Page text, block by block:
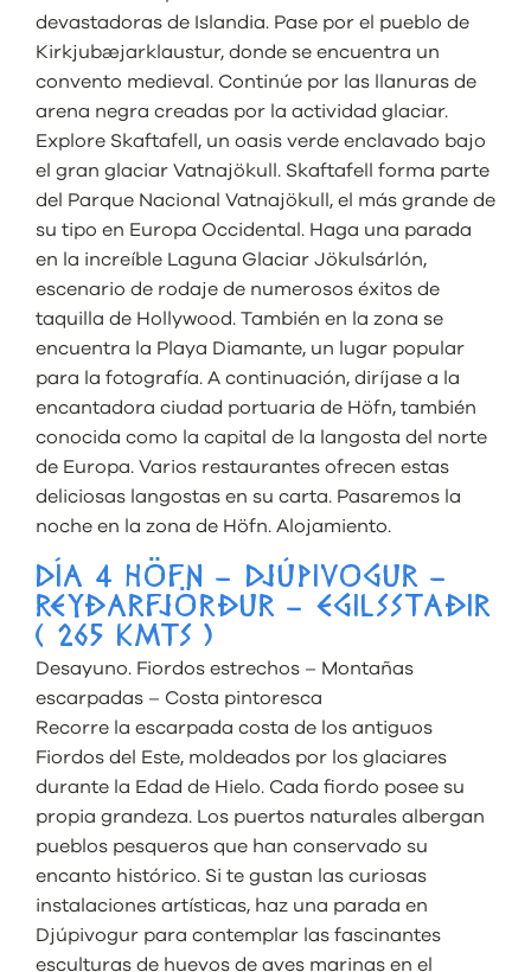
devastadoras de Islandia. Pase por el pueblo de
Kirkjubæjarklaustur, donde se encuentra un
convento medieval. Continúe por las llanuras de
arena negra creadas por la actividad glaciar.
Explore Skaftafell, un oasis verde enclavado bajo
el gran glaciar Vatnajökull. Skaftafell forma parte
del Parque Nacional Vatnajökull, el más grande de
su tipo en Europa Occidental. Haga una parada
en la increíble Laguna Glaciar Jökulsárlón,
escenario de rodaje de numerosos éxitos de
taquilla de Hollywood. También en la zona se
encuentra la Playa Diamante, un lugar popular
para la fotografía. A continuación, diríjase a la
encantadora ciudad portuaria de Höfn, también
conocida como la capital de la langosta del norte
de Europa. Varios restaurantes ofrecen estas
deliciosas langostas en su carta. Pasaremos la
noche en la zona de Höfn. Alojamiento.
DÍA 4 HÖFN – DJÚPIVOGUR –
REYÐARFJÖRÐUR – EGILSSTAÐIR
( 265 KMTS )
Desayuno. Fiordos estrechos – Montañas
escarpadas – Costa pintoresca
Recorre la escarpada costa de los antiguos
Fiordos del Este, moldeados por los glaciares
durante la Edad de Hielo. Cada fiordo posee su
propia grandeza. Los puertos naturales albergan
pueblos pesqueros que han conservado su
encanto histórico. Si te gustan las curiosas
instalaciones artísticas, haz una parada en
Djúpivogur para contemplar las fascinantes
esculturas de huevos de aves marinas en el